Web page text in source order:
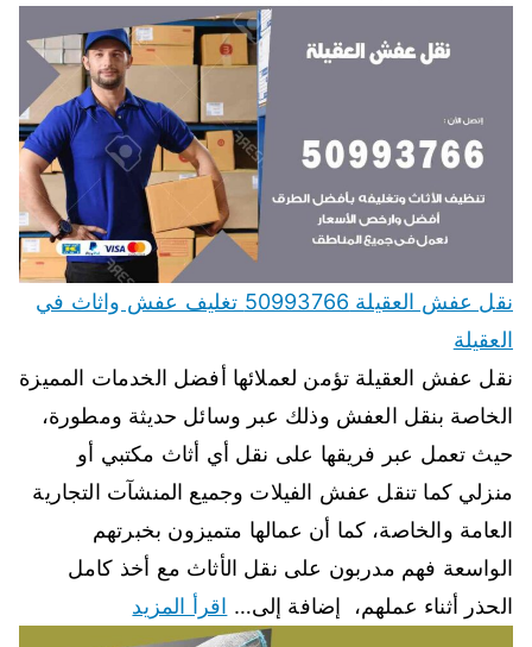
نقل عفش العقيلة 50993766 تغليف عفش واثاث في
العقيلة
نقل عفش العقيلة تؤمن لعملائها أفضل الخدمات المميزة
الخاصة بنقل العفش وذلك عبر وسائل حديثة ومطورة،
حيث تعمل عبر فريقها على نقل أي أثاث مكتبي أو
منزلي كما تنقل عفش الفيلات وجميع المنشآت التجارية
العامة والخاصة، كما أن عمالها متميزون بخبرتهم
الواسعة فهم مدربون على نقل الأثاث مع أخذ كامل
الحذر أثناء عملهم، إضافة إلى… اقرأ المزيد